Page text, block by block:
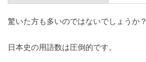
驚いた方も多いのではないでしょうか？
日本史の用語数は圧倒的です。